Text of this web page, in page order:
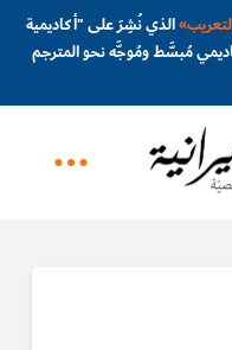
»الذي نُشِرَ على "أكاديمية
وهو دليل أكاديمي مُبسَّط ومُوجَّه نحو المترجم